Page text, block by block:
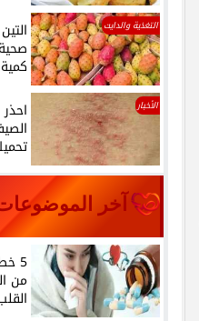
التغذية والدايت
الأخبار
آخر
5
من